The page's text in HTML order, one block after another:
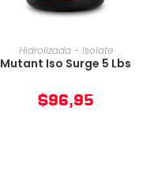
AÑADIR AL CARRITO
Hidrolizada - Isolate
Mutant Iso Surge 5 Lbs
$96,95